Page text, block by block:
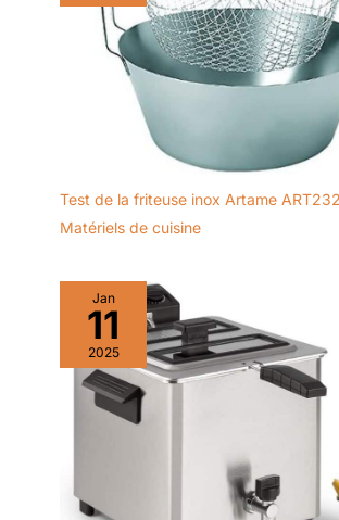
Test de la friteuse inox Artame
Matériels de cuisine
Jan
11
2025